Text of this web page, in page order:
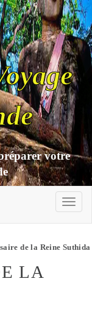
votre
de la Reine Suthida
LA